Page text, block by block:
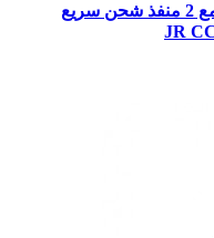
شاحن سيارة جوي روم بقدرة 60 واط مع 2 منفذ شحن سريع